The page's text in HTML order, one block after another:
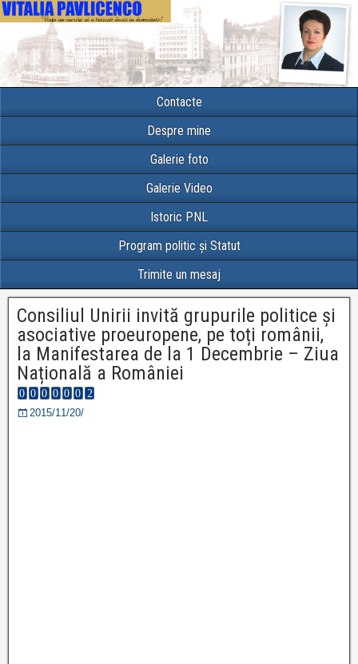
Contacte
Despre mine
Galerie foto
Galerie Video
Istoric PNL
Program politic și Statut
Trimite un mesaj
Consiliul Unirii invită grupurile politice și
asociative proeuropene, pe toți românii,
la Manifestarea de la 1 Decembrie – Ziua
Națională a României
2015/11/20/